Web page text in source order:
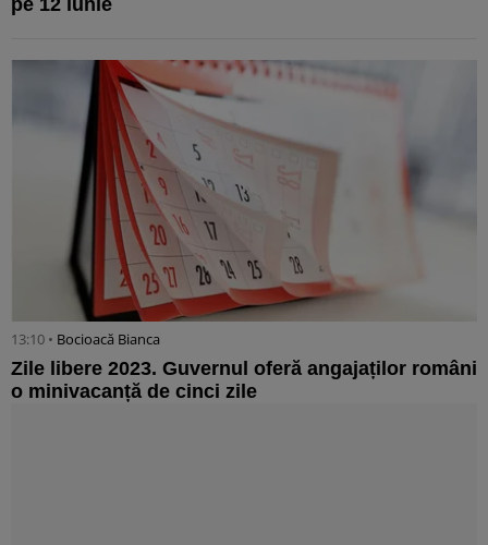
13:10 • Bocioacă Bianca
Zile libere 2023. Guvernul oferă angajaților români
o minivacanță de cinci zile